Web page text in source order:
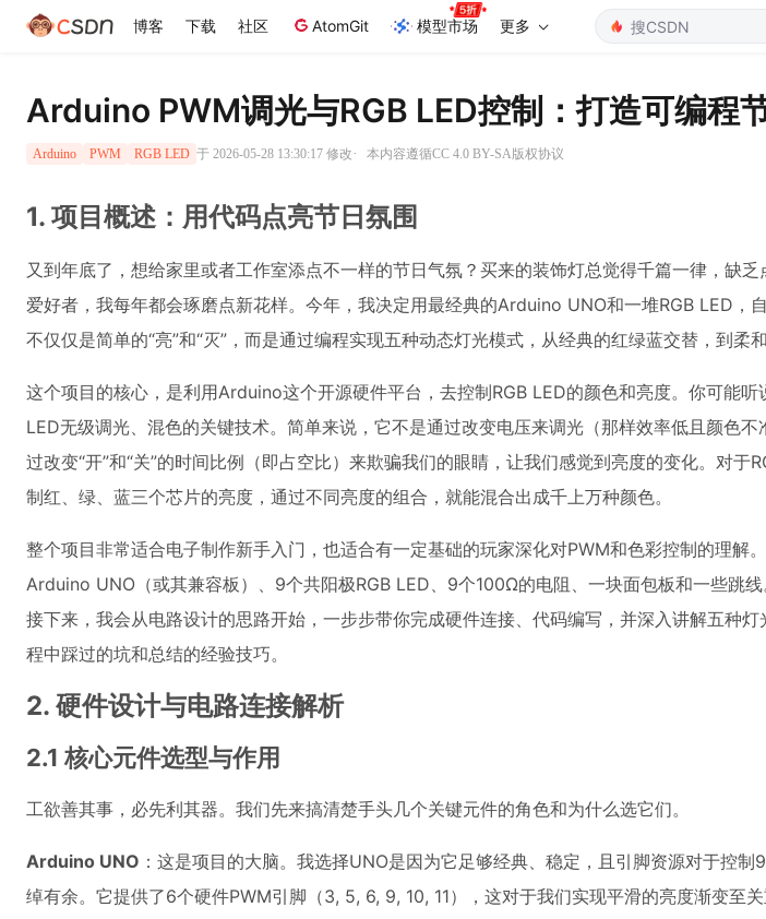
博客 下载 社区 AtomGit 模型市场 更多
Arduino PWM调光与RGB LED控制：打造可编程
Arduino PWM RGB LED 于 2026-05-28 13:30:17 修改· 本内容遵循CC 4.0 BY-SA版权协议
1. 项目概述：用代码点亮节日氛围
又到年底了，想给家里或者工作室添点不一样的节日气氛？买来的装饰灯总觉得千篇一律，缺
爱好者，我每年都会琢磨点新花样。今年，我决定用最经典的Arduino UNO和一堆RGB LED，
不仅仅是简单的“亮”和“灭”，而是通过编程实现五种动态灯光模式，从经典的红绿蓝交替，到柔
这个项目的核心，是利用Arduino这个开源硬件平台，去控制RGB LED的颜色和亮度。你可能
LED无级调光、混色的关键技术。简单来说，它不是通过改变电压来调光（那样效率低且颜色
过改变“开”和“关”的时间比例（即占空比）来欺骗我们的眼睛，让我们感觉到亮度的变化。对于
制红、绿、蓝三个芯片的亮度，通过不同亮度的组合，就能混合出成千上万种颜色。
整个项目非常适合电子制作新手入门，也适合有一定基础的玩家深化对PWM和色彩控制的理解
Arduino UNO（或其兼容板）、9个共阳极RGB LED、9个100Ω的电阻、一块面包板和一些跳
接下来，我会从电路设计的思路开始，一步步带你完成硬件连接、代码编写，并深入讲解五种
程中踩过的坑和总结的经验技巧。
2. 硬件设计与电路连接解析
2.1 核心元件选型与作用
工欲善其事，必先利其器。我们先来搞清楚手头几个关键元件的角色和为什么选它们。
Arduino UNO ：这是项目的大脑。我选择UNO是因为它足够经典、稳定，且引脚资源对于控
绰有余。它提供了6个硬件PWM引脚（3, 5, 6, 9, 10, 11），这对于我们实现平滑的亮度渐变至